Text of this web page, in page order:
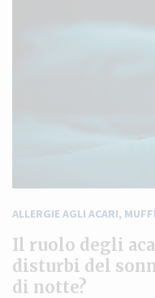
ALLERGIE AGLI ACARI,
Il ruolo degli
disturbi del
di notte?